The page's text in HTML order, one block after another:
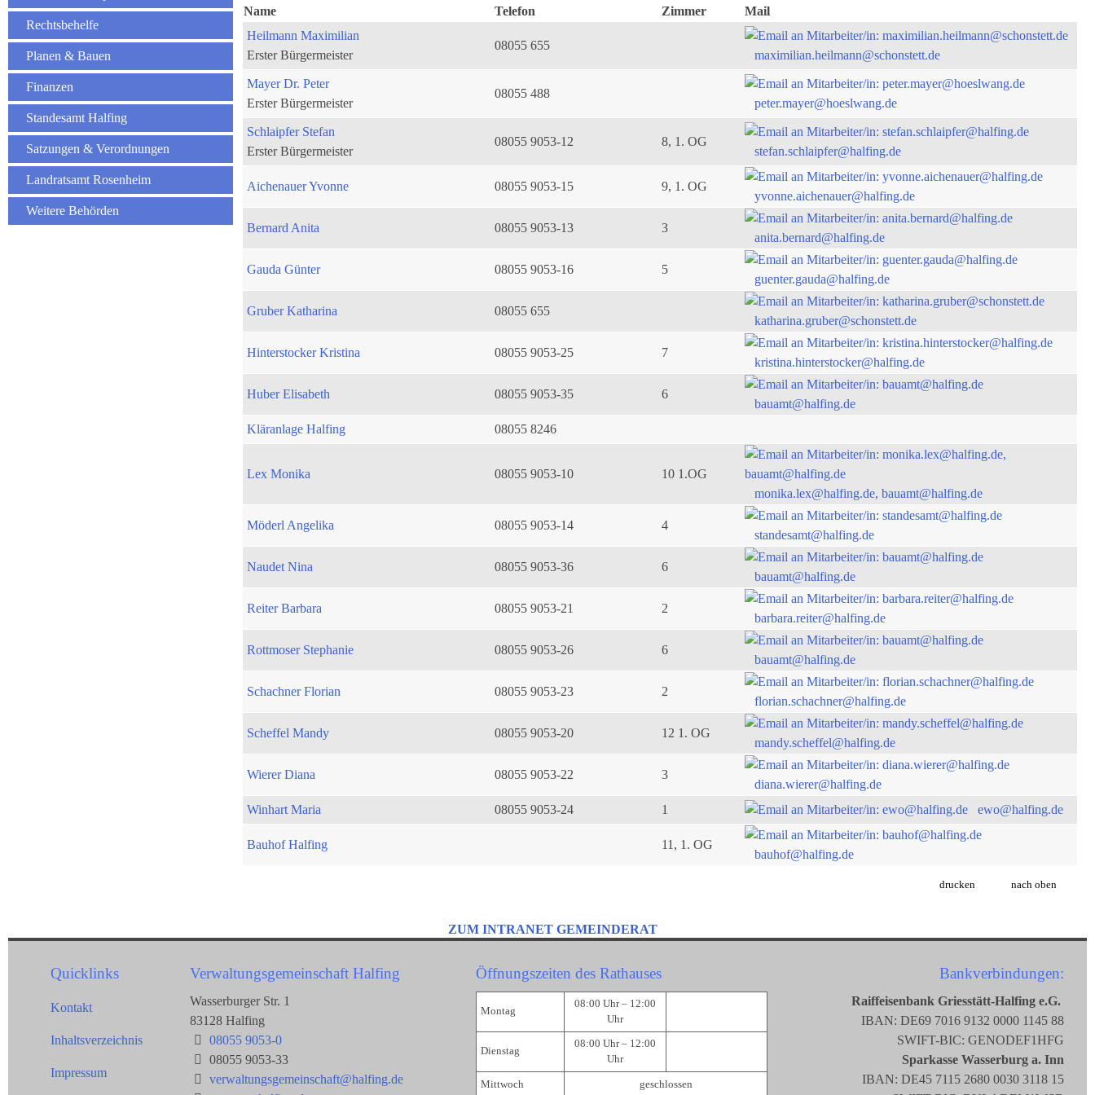
Rechtsbehelfe
Planen & Bauen
Finanzen
Standesamt Halfing
Satzungen & Verordnungen
Landratsamt Rosenheim
Weitere Behörden
Name
Telefon Zimmer
Mail
Heilmann Maximilian
Erster Bürgermeister
08055 655
maximilian.heilmann@schonstett.de
Mayer Dr. Peter
Erster Bürgermeister
08055 488
peter.mayer@hoeslwang.de
Schlaipfer Stefan
Erster Bürgermeister
08055 9053-12 8, 1. OG
stefan.schlaipfer@halfing.de
Aichenauer Yvonne 08055 9053-15 9, 1. OG
yvonne.aichenauer@halfing.de
Bernard Anita 08055 9053-13 3
anita.bernard@halfing.de
Gauda Günter 08055 9053-16 5
guenter.gauda@halfing.de
Gruber Katharina 08055 655
katharina.gruber@schonstett.de
Hinterstocker Kristina 08055 9053-25 7
kristina.hinterstocker@halfing.de
Huber Elisabeth 08055 9053-35 6
bauamt@halfing.de
Kläranlage Halfing
08055 8246
Lex Monika 08055 9053-10
10 1.OG
monika.lex@halfing.de, bauamt@halfing.de
Möderl Angelika 08055 9053-14 4
standesamt@halfing.de
Naudet Nina 08055 9053-36 6
bauamt@halfing.de
Reiter Barbara 08055 9053-21 2
barbara.reiter@halfing.de
Rottmoser Stephanie 08055 9053-26 6
bauamt@halfing.de
Schachner Florian 08055 9053-23 2
florian.schachner@halfing.de
Scheffel Mandy 08055 9053-20 12 1. OG
mandy.scheffel@halfing.de
Wierer Diana 08055 9053-22 3
diana.wierer@halfing.de
Winhart Maria
08055 9053-24 1 ewo@halfing.de
Bauhof Halfing 11, 1. OG
bauhof@halfing.de
drucken nach oben
ZUM INTRANET GEMEINDERAT
Quicklinks
Kontakt
Inhaltsverzeichnis
Impressum
Verwaltungsgemeinschaft Halfing
Wasserburger Str. 1
83128 Halfing
08055 9053-0
08055 9053-33
verwaltungsgemeinschaft@halfing.de
Öffnungszeiten des Rathauses
Montag
08:00 Uhr – 12:00
Uhr
Dienstag
08:00 Uhr – 12:00
Uhr
Mittwoch geschlossen
Bankverbindungen:
Raiffeisenbank Griesstätt-Halfing e.G.
IBAN: DE69 7016 9132 0000 1145 88
SWIFT-BIC: GENODEF1HFG
Sparkasse Wasserburg a. Inn
IBAN: DE45 7115 2680 0030 3118 15